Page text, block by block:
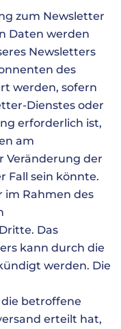
zum Newsletter
Daten werden
Newsletters
des
werden, sofern
Dienstes oder
erforderlich ist,
am
Veränderung der
Fall sein könnte.
im Rahmen des
Das
kann durch die
werden. Die
betroffene
erteilt hat,